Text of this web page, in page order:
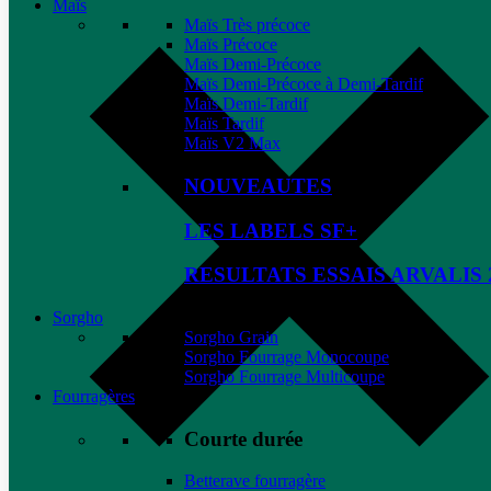
Maïs
Maïs Très précoce
Maïs Précoce
Maïs Demi-Précoce
Maïs Demi-Précoce à Demi-Tardif
Maïs Demi-Tardif
Maïs Tardif
Maïs V2 Max
NOUVEAUTES
LES LABELS SF+
RESULTATS ESSAIS ARVALIS
Sorgho
Sorgho Grain
Sorgho Fourrage Monocoupe
Sorgho Fourrage Multicoupe
Fourragères
Courte durée
Betterave fourragère